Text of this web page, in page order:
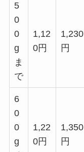
5
0
0
g
ま
で
1,12
0円
1,230
円
6
0
0
g
1,22
0円
1,350
円